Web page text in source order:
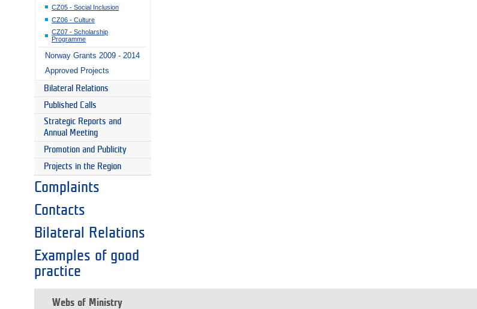
CZ05 - Social Inclusion
CZ06 - Culture
CZ07 - Scholarship
Programme
Norway Grants 2009 - 2014
Approved Projects
Bilateral Relations
Published Calls
Strategic Reports and
Annual Meeting
Promotion and Publicity
Projects in the Region
Complaints
Contacts
Bilateral Relations
Examples of good
practice
Webs of Ministry